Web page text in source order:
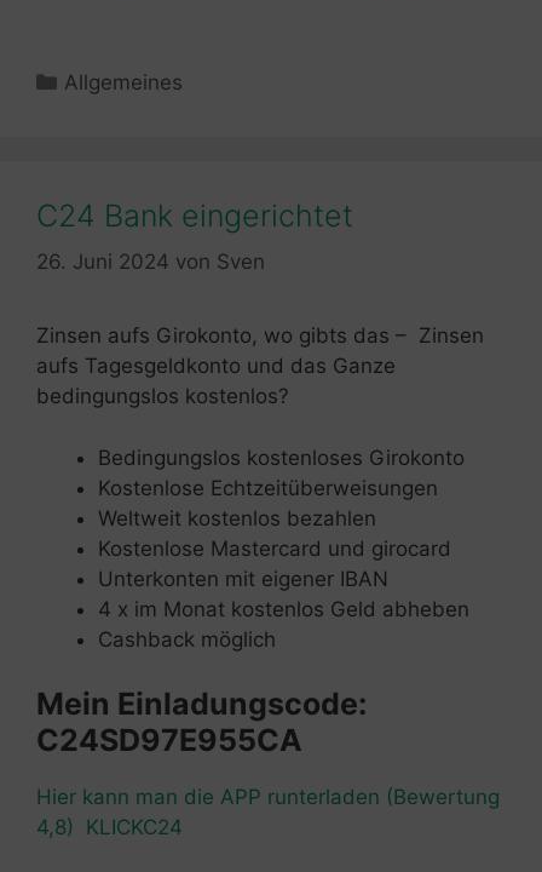
Kategorien
Allgemeines
C24 Bank eingerichtet
26. Juni 2024 von Sven
Zinsen aufs Girokonto, wo gibts das – Zinsen
aufs Tagesgeldkonto und das Ganze
bedingungslos kostenlos?
Bedingungslos kostenloses Girokonto
Kostenlose Echtzeitüberweisungen
Weltweit kostenlos bezahlen
Kostenlose Mastercard und girocard
Unterkonten mit eigener IBAN
4 x im Monat kostenlos Geld abheben
Cashback möglich
Mein Einladungscode:
C24SD97E955CA
Hier kann man die APP runterladen (Bewertung
4,8) KLICKC24